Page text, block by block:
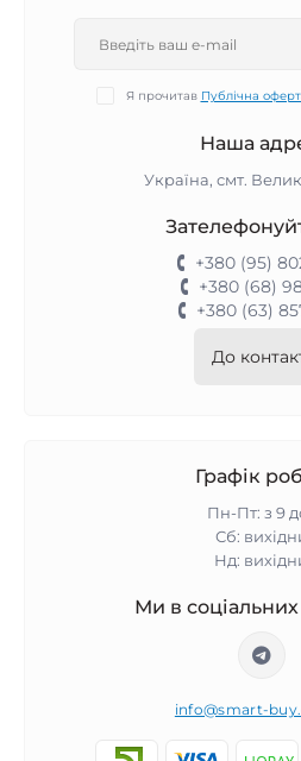
Я прочитав Публічна
Наша
Україна, смт.
+380 (95)
+380 (68)
+380 (63)
До
Графік
Пн-Пт: з 9
Сб:
Нд:
Ми в
info@smart-